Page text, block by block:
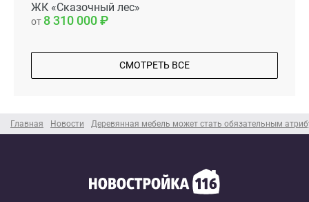
Главная Новости Деревянная мебель может стать обязательным
ЖК «Сказочный лес»
от 8 310 000
СМОТРЕТЬ ВСЕ